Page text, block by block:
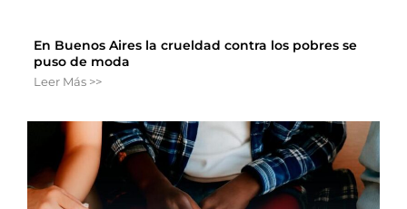
En Buenos Aires la crueldad contra los pobres se
puso de moda
Leer Más >>